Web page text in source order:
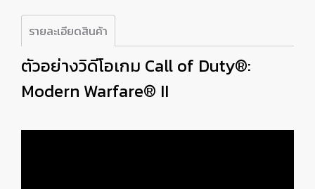
รายละเอียดสินค้า
ตัวอย่างวิดีโอเกม Call of Duty®:
Modern Warfare® II